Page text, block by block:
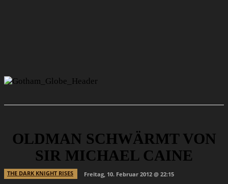
OLDMAN SCHWÄRMT VON
SIR MICHAEL CAINE
THE DARK KNIGHT RISES
Freitag, 10. Februar 2012 @ 22:15